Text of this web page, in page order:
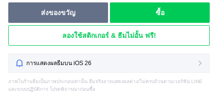
ส่งของขวัญ ซื้อ
ลองใช้สติกเกอร์ & ธีมไม่อั้น ฟรี!
การแสดงผลธีมบน iOS 26
ภาพในร้านธีมเป็นภาพประกอบเท่านั้น ธีมจริงอาจแสดงผลต่าง/ไม่ครบถ้วนตามเวอร์ชัน LINE
และระบบปฏิบัติการ โปรดพิจารณาก่อนซื้อ